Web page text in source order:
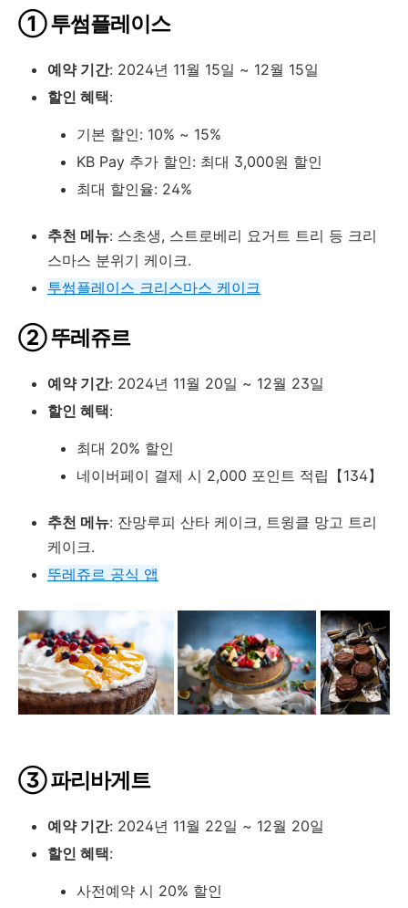
① 투썸플레이스
예약 기간: 2024년 11월 15일 ~ 12월 15일
할인 혜택:
기본 할인: 10% ~ 15%
KB Pay 추가 할인: 최대 3,000원 할인
최대 할인율: 24%
추천 메뉴: 스초생, 스트로베리 요거트 트리 등 크리
스마스 분위기 케이크.
투썸플레이스 크리스마스 케이크
② 뚜레쥬르
예약 기간: 2024년 11월 20일 ~ 12월 23일
할인 혜택:
최대 20% 할인
네이버페이 결제 시 2,000 포인트 적립【134】
추천 메뉴: 잔망루피 산타 케이크, 트윙클 망고 트리
케이크.
뚜레쥬르 공식 앱
③ 파리바게트
예약 기간: 2024년 11월 22일 ~ 12월 20일
할인 혜택:
사전예약 시 20% 할인